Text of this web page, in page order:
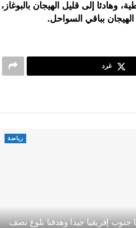
وهادئا إلى قليل الهيجان بالبوغاز،
بباقي السواحل.
غرد
رياضة
جنوب إفريقيا جيدا وهدفنا بلوغ نصف